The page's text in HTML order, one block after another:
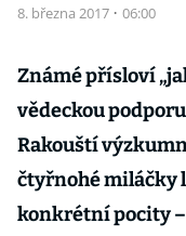
8. března 2017 · 06:00
Známé přísloví
vědeckou
Rakouští
čtyřnohé miláčky
konkrétní pocity